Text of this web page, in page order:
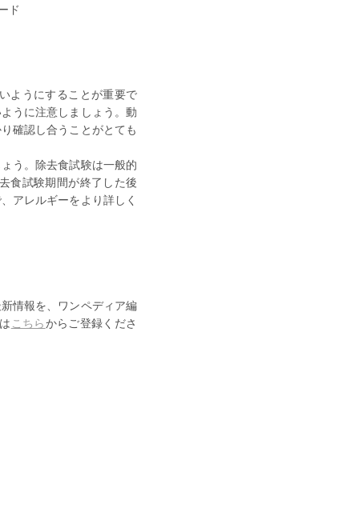
ド
ようにすることが重要で
うに注意しましょう。動
確認し合うことがとても
う。除去食試験は一般的
食試験期間が終了した後
アレルギーをより詳しく
情報を、ワンペディア編
こちらからご登録くださ